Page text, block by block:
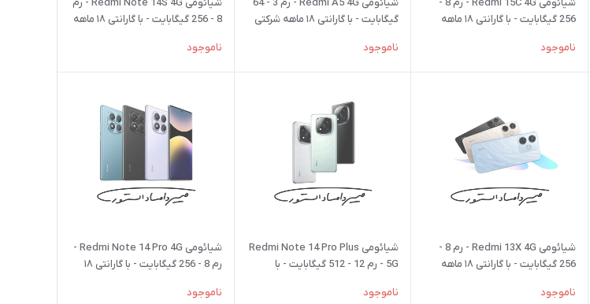
شیائومی Redmi 15C 4G - رم 8 -
256 گیگابایت - با گارانتی ۱۸ ماهه
ناموجود
شیائومی Redmi A5 4G - رم 3 - 64
گیگابایت - با گارانتی ۱۸ ماهه شرکتی
ناموجود
شیائومی Redmi Note 14S 4G - رم
8 - 256 گیگابایت - با گارانتی ۱۸ ماهه
ناموجود
شیائومی Redmi 13X 4G - رم 8 -
256 گیگابایت - با گارانتی ۱۸ ماهه
ناموجود
شیائومی Redmi Note 14 Pro Plus
5G - رم 12 - 512 گیگابایت - با
ناموجود
شیائومی Redmi Note 14 Pro 4G -
رم 8 - 256 گیگابایت - با گارانتی ۱۸
ناموجود